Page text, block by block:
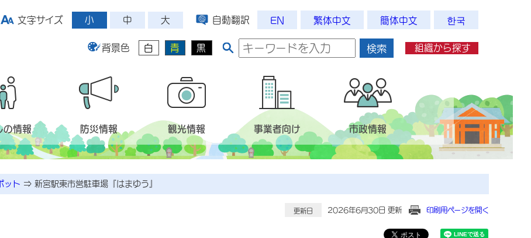
文字サイズ
小 中 大 自動翻訳 EN 繁体中文 簡体中文 한국
背景色 白 青 黒 検索 組織から探す
の情報 防災情報 観光情報 事業者向け 市政情報
ット ⇒ 新宮駅東市営駐車場『はまゆう』
更新日 2026年6月30日 更新 印刷用ページを開く